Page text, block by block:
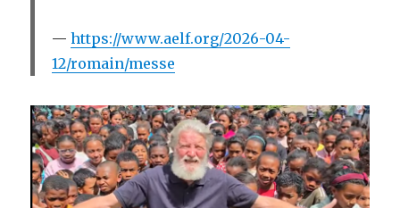
https://www.aelf.org/2026-04-
12/romain/messe